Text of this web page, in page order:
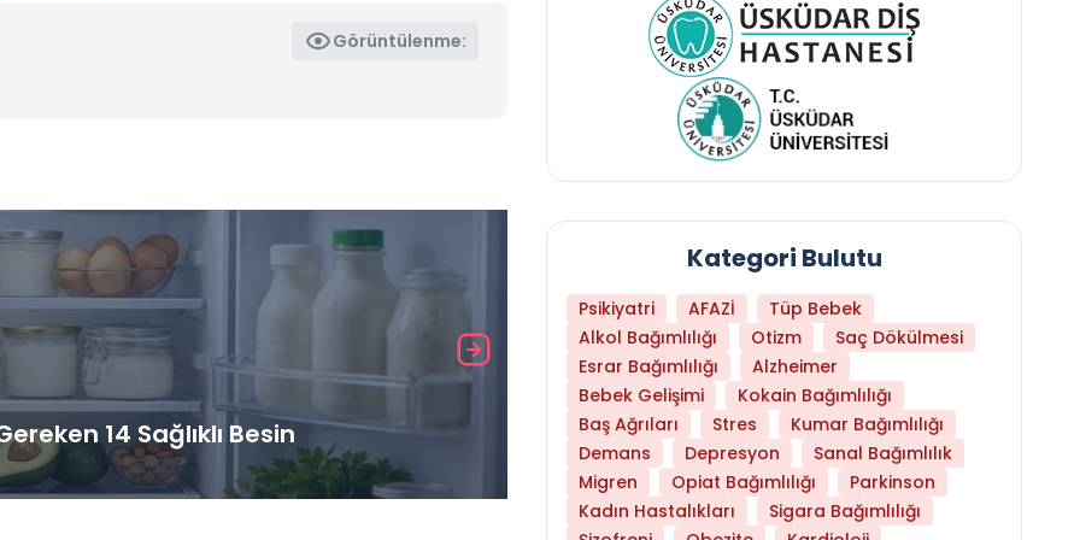
Görüntülenme:
14 Sağlıklı Besin Hangi Yaşta Hangi Testi Yaptırmanız
Kategori Bulutu
Psikiyatri AFAZİ
Tüp Bebek
Alkol Bağımlılığı
Otizm
Saç Dökülmesi
Esrar Bağımlılığı
Alzheimer
Bebek Gelişimi
Kokain Bağımlılığı
Baş Ağrıları
Stres
Kumar Bağımlılığı
Demans
Depresyon
Sanal Bağımlılık
Migren
Opiat Bağımlılığı
Parkinson
Kadın Hastalıkları
Sigara Bağımlılığı